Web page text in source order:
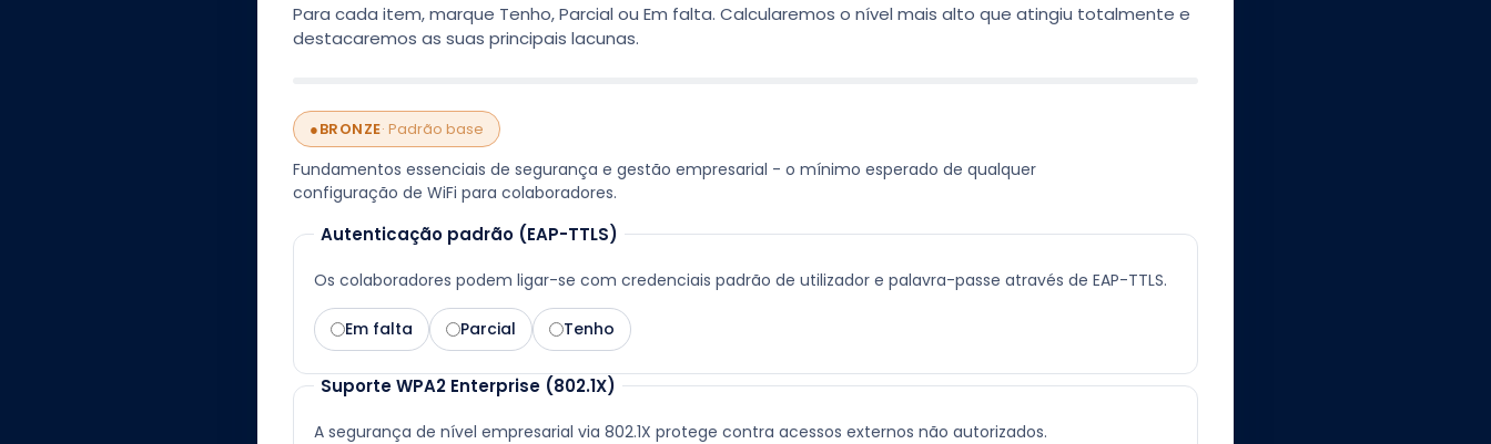
Para cada item, marque Tenho, Parcial ou Em falta. Calcularemos o nível mais alto que atingiu totalmente e
destacaremos as suas principais lacunas.
●BRONZE· Padrão base
Fundamentos essenciais de segurança e gestão empresarial - o mínimo esperado de qualquer
configuração de WiFi para colaboradores.
Autenticação padrão (EAP-TTLS)
Os colaboradores podem ligar-se com credenciais padrão de utilizador e palavra-passe através de EAP-TTLS.
Em falta Parcial Tenho
Suporte WPA2 Enterprise (802.1X)
A segurança de nível empresarial via 802.1X protege contra acessos externos não autorizados.